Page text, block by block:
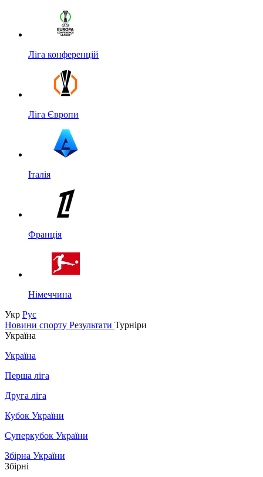
Ліга конференцій
Ліга Європи
Італія
Франція
Німеччина
Укр Рус
Новини спорту Результати Турніри
Україна
Україна
Перша ліга
Друга ліга
Кубок України
Суперкубок України
Збірна України
Збірні